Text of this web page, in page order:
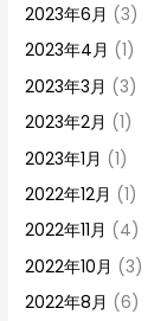
2023年6月 (3)
2023年4月 (1)
2023年3月 (3)
2023年2月 (1)
2023年1月 (1)
2022年12月 (1)
2022年11月 (4)
2022年10月 (3)
2022年8月 (6)